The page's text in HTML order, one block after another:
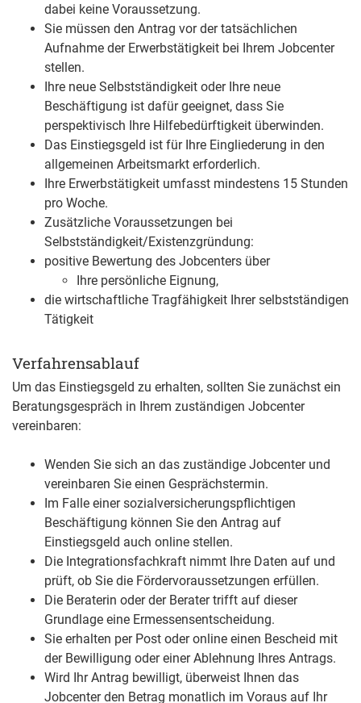
dabei keine Voraussetzung.
Sie müssen den Antrag vor der tatsächlichen
Aufnahme der Erwerbstätigkeit bei Ihrem Jobcenter
stellen.
Ihre neue Selbstständigkeit oder Ihre neue
Beschäftigung ist dafür geeignet, dass Sie
perspektivisch Ihre Hilfebedürftigkeit überwinden.
Das Einstiegsgeld ist für Ihre Eingliederung in den
allgemeinen Arbeitsmarkt erforderlich.
Ihre Erwerbstätigkeit umfasst mindestens 15 Stunden
pro Woche.
Zusätzliche Voraussetzungen bei
Selbstständigkeit/Existenzgründung:
positive Bewertung des Jobcenters über
Ihre persönliche Eignung,
die wirtschaftliche Tragfähigkeit Ihrer selbstständigen
Tätigkeit
Verfahrensablauf
Um das Einstiegsgeld zu erhalten, sollten Sie zunächst ein
Beratungsgespräch in Ihrem zuständigen Jobcenter
vereinbaren:
Wenden Sie sich an das zuständige Jobcenter und
vereinbaren Sie einen Gesprächstermin.
Im Falle einer sozialversicherungspflichtigen
Beschäftigung können Sie den Antrag auf
Einstiegsgeld auch online stellen.
Die Integrationsfachkraft nimmt Ihre Daten auf und
prüft, ob Sie die Fördervoraussetzungen erfüllen.
Die Beraterin oder der Berater trifft auf dieser
Grundlage eine Ermessensentscheidung.
Sie erhalten per Post oder online einen Bescheid mit
der Bewilligung oder einer Ablehnung Ihres Antrags.
Wird Ihr Antrag bewilligt, überweist Ihnen das
Jobcenter den Betrag monatlich im Voraus auf Ihr